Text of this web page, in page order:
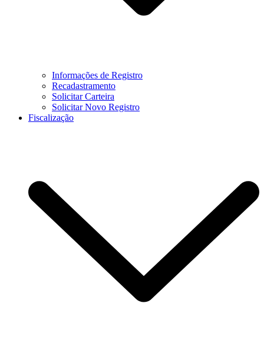
Informações de Registro
Recadastramento
Solicitar Carteira
Solicitar Novo Registro
Fiscalização